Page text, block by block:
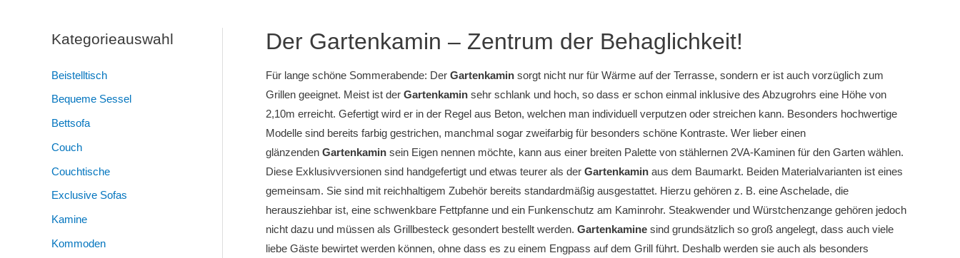
Kategorieauswahl
Beistelltisch
Bequeme Sessel
Bettsofa
Couch
Couchtische
Exclusive Sofas
Kamine
Kommoden
Der Gartenkamin – Zentrum der Behaglichkeit!
Für lange schöne Sommerabende: Der Gartenkamin sorgt nicht nur für Wärme auf der Terrasse, sondern er ist auch vorzüglich zum
Grillen geeignet. Meist ist der Gartenkamin sehr schlank und hoch, so dass er schon einmal inklusive des Abzugrohrs eine Höhe von
2,10m erreicht. Gefertigt wird er in der Regel aus Beton, welchen man individuell verputzen oder streichen kann. Besonders hochwertige
Modelle sind bereits farbig gestrichen, manchmal sogar zweifarbig für besonders schöne Kontraste. Wer lieber einen
glänzenden Gartenkamin sein Eigen nennen möchte, kann aus einer breiten Palette von stählernen 2VA-Kaminen für den Garten wählen.
Diese Exklusivversionen sind handgefertigt und etwas teurer als der Gartenkamin aus dem Baumarkt. Beiden Materialvarianten ist eines
gemeinsam. Sie sind mit reichhaltigem Zubehör bereits standardmäßig ausgestattet. Hierzu gehören z. B. eine Aschelade, die
herausziehbar ist, eine schwenkbare Fettpfanne und ein Funkenschutz am Kaminrohr. Steakwender und Würstchenzange gehören jedoch
nicht dazu und müssen als Grillbesteck gesondert bestellt werden. Gartenkamine sind grundsätzlich so groß angelegt, dass auch viele
liebe Gäste bewirtet werden können, ohne dass es zu einem Engpass auf dem Grill führt. Deshalb werden sie auch als besonders